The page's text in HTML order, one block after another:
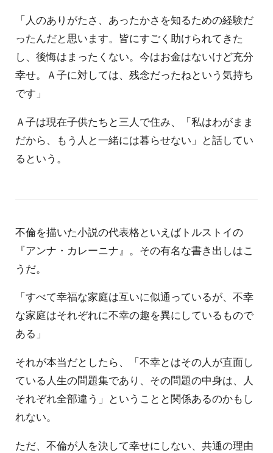
「人のありがたさ、あったかさを知るための経験だ
ったんだと思います。皆にすごく助けられてきた
し、後悔はまったくない。今はお金はないけど充分
幸せ。Ａ子に対しては、残念だったねという気持ち
です」
Ａ子は現在子供たちと三人で住み、「私はわがまま
だから、もう人と一緒には暮らせない」と話してい
るという。
不倫を描いた小説の代表格といえばトルストイの
『アンナ・カレーニナ』。その有名な書き出しはこ
うだ。
「すべて幸福な家庭は互いに似通っているが、不幸
な家庭はそれぞれに不幸の趣を異にしているもので
ある」
それが本当だとしたら、「不幸とはその人が直面し
ている人生の問題集であり、その問題の中身は、人
それぞれ全部違う」ということと関係あるのかもし
れない。
ただ、不倫が人を決して幸せにしない、共通の理由